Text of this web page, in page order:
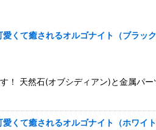
くて癒されるオルゴナイト（ブラッ
！ 天然石(オブシディアン)と金属パ
くて癒されるオルゴナイト（ホワイ